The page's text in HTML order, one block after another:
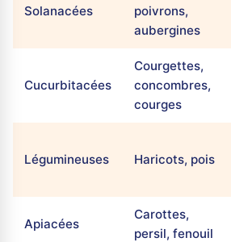
Solanacées
poivrons,
aubergines
Cucurbitacées
Courgettes,
concombres,
courges
Légumineuses Haricots, pois
Apiacées
Carottes,
persil, fenouil